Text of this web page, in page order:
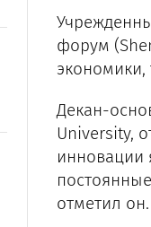
форум
экономики,
Декан-
University,
инновации
отметил он.